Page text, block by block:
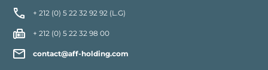
+ 212 (0) 5 22 32 92 92 (L.G)
+ 212 (0) 5 22 32 98 00
contact@aff-holding.com